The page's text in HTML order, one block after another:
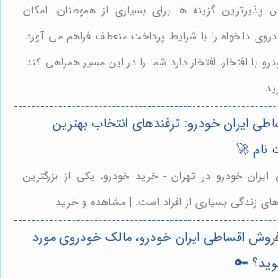
گزینه ها برای بسیاری از هموطنان، امکان
دلخواه را با شرایط پرداخت منعطف فراهم می آورد.
با افتخار، افتخار دارد شما را در این مسیر همراهی کند.
ایران خودرو: ترفندهای انتخاب بهترین
نام 🚀
خودرو در تهران - خرید خودرو، یکی از بزرگترین
زندگی بسیاری از افراد است. | مشاهده و خرید
اقساطی ایران خودرو، مالک خودروی مورد
🔑